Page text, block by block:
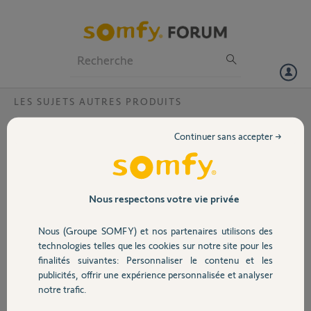
Volet
Sécurité
Domotique
LES SUJETS AUTRES PRODUITS
code pin correct déjà active?
Bonjour, suite a un changement de propriétaire ma box somfy
connexoon m'affiche ce message: code pin correct mais déjà activé
merci d'avance code PIN:0827-3040-0453
cordialement Jérôme
Jerome C.
il y a environ 4 ans
Participer au fil de discussion
Nous respectons votre vie privée
Nous (Groupe SOMFY) et nos partenaires utilisons des
technologies telles que les cookies sur notre site pour les
finalités suivantes: Personnaliser le contenu et les
publicités, offrir une expérience personnalisée et analyser
notre trafic.
Continuer sans accepter →